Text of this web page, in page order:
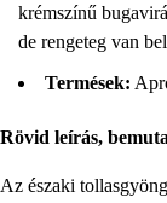
krémszínű
de rengeteg van
Termések:
Rövid leírás,
Az északi